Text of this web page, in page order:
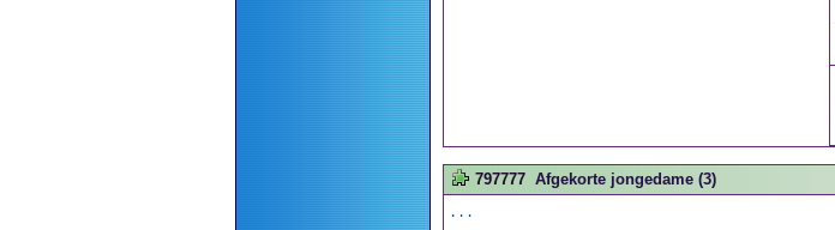
797777 Afgekorte jongedame (3)
...